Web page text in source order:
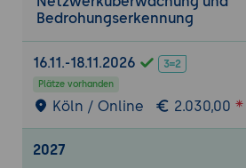
Grundlagen der
Bedrohungslandschaft
Sicherheitsstrategien.
Nutzung von Suricata zur
Bedrohungserkennung
16.11.-18.11.2026
Plätze vorhanden
Köln / Online 2.030,00
2027